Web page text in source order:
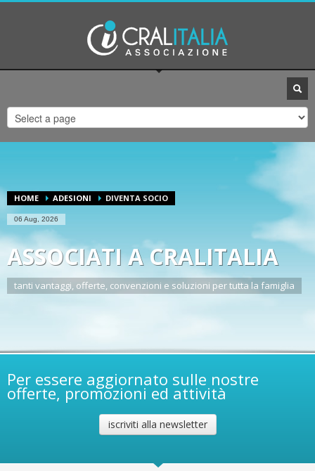
UFFICI CRALITALIA
2
CONTATTA
UFFICIO CONVENZIONI.
3
UFFICIO PRESIDENZA.
ORARI DI APERTURA
HOME ADESIONI DIVENTA SOCIO
06 Aug, 2026
ASSOCIATI A CRALITALIA
tanti vantaggi, offerte, convenzioni e soluzioni per tutta la famiglia
Per essere aggiornato sulle nostre
offerte, promozioni ed attività
iscriviti alla newsletter